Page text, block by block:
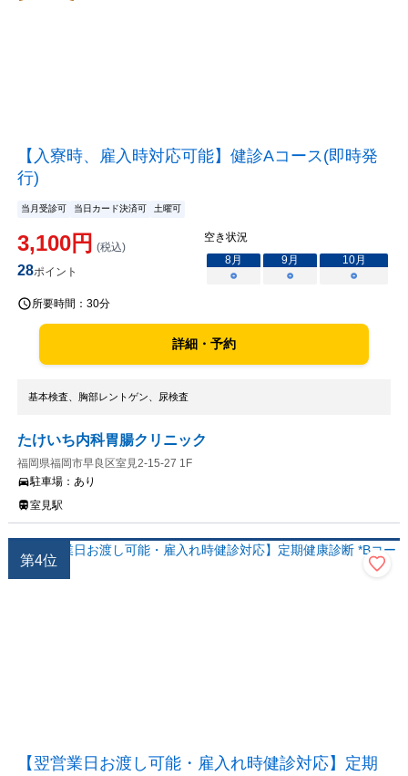
【入寮時、雇入時対応可能】健診Aコース(即時発
行)
当月受診可 当日カード決済可 土曜可
3,100円 (税込)
28ポイント
空き状況
8月 9月 10月
○
○ ○
所要時間： 30分
詳細・予約
基本検査、胸部レントゲン、尿検査
たけいち内科胃腸クリニック
福岡県福岡市早良区室見2-15-27 1F
駐車場： あり
室見駅
第4位
【翌営業日お渡し可能・雇入れ時健診対応】定期